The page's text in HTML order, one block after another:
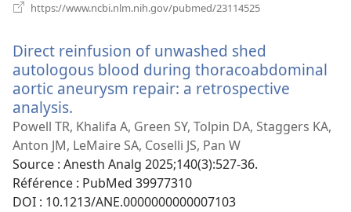
https://www.ncbi.nlm.nih.gov/pubmed/23114525
fenêtre)
Direct reinfusion of unwashed shed
autologous blood during thoracoabdominal
aortic aneurysm repair: a retrospective
analysis.
une
nouvelle
fenêtre)
Powell TR, Khalifa A, Green SY, Tolpin DA, Staggers KA,
Anton JM, LeMaire SA, Coselli JS, Pan W
Source ‎: Anesth Analg 2025;140(3):527-36.
Référence ‎: PubMed 39977310
DOI ‎: 10.1213/ANE.0000000000007103